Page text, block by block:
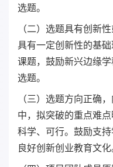
选题。
（二）选题具有创新
具有一定创新性的基
课题，鼓励新兴边缘
选题。
（三）选题方向正确
中，拟突破的重点难
科学、可行。鼓励支
良好创新创业教育文化